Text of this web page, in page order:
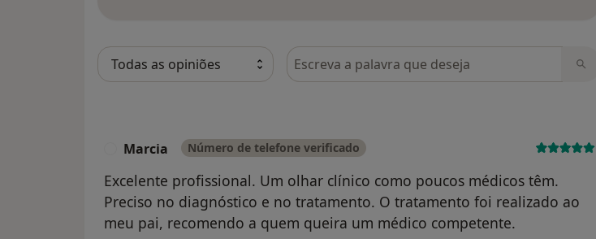
Pesquisar em opiniões
Marcia Número de telefone verificado
Excelente profissional. Um olhar clínico como poucos médicos têm.
Preciso no diagnóstico e no tratamento. O tratamento foi realizado ao
meu pai, recomendo a quem queira um médico competente.